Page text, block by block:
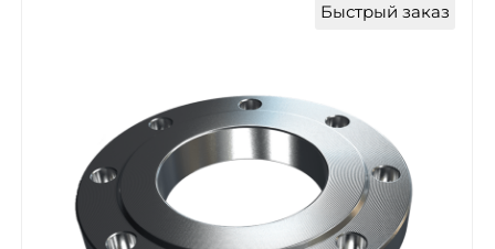
Быстрый заказ